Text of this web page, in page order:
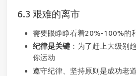
6.3 艰难的离市
需要眼睁睁看着20%-100%的
纪律是关键：为了赶上大级别
你运动
遵守纪律、坚持原则是成功老